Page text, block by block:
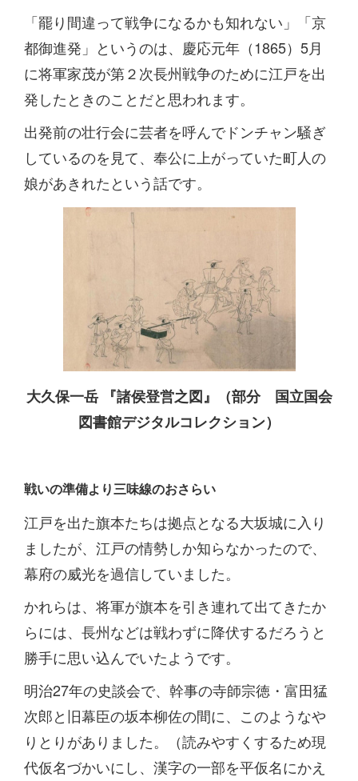
「罷り間違って戦争になるかも知れない」「京
都御進発」というのは、慶応元年（1865）5月
に将軍家茂が第２次長州戦争のために江戸を出
発したときのことだと思われます。
出発前の壮行会に芸者を呼んでドンチャン騒ぎ
しているのを見て、奉公に上がっていた町人の
娘があきれたという話です。
大久保一岳 『諸侯登営之図』（部分 国立国会
図書館デジタルコレクション）
戦いの準備より三味線のおさらい
江戸を出た旗本たちは拠点となる大坂城に入り
ましたが、江戸の情勢しか知らなかったので、
幕府の威光を過信していました。
かれらは、将軍が旗本を引き連れて出てきたか
らには、長州などは戦わずに降伏するだろうと
勝手に思い込んでいたようです。
明治27年の史談会で、幹事の寺師宗徳・富田猛
次郎と旧幕臣の坂本柳佐の間に、このようなや
りとりがありました。（読みやすくするため現
代仮名づかいにし、漢字の一部を平仮名にかえ